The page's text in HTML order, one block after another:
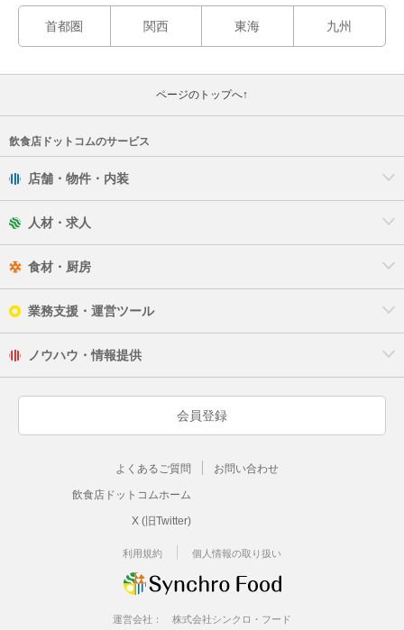
蓮田市
羽生市
飯能市
東松山市
日高市
深谷市
首都圏 関西 東海 九州
ページのトップへ↑
飲食店ドットコムのサービス
店舗・物件・内装
人材・求人
食材・厨房
業務支援・運営ツール
ノウハウ・情報提供
会員登録
よくあるご質問 お問い合わせ
飲食店ドットコムホーム
X (旧Twitter)
利用規約 個人情報の取り扱い
運営会社： 株式会社シンクロ・フード